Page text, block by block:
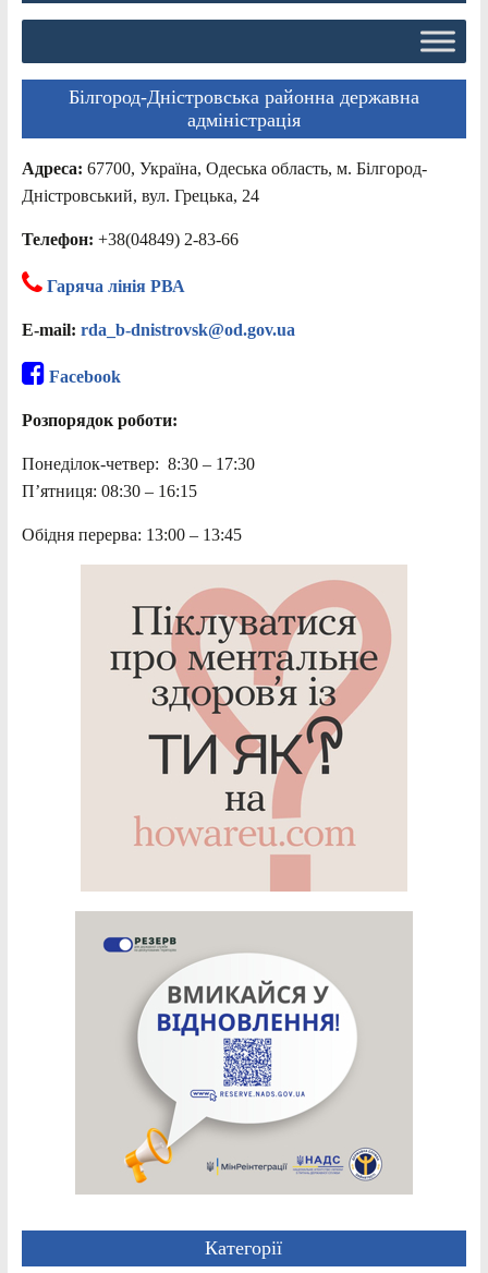
Білгород-Дністровська районна державна
адміністрація
Адреса: 67700, Україна, Одеська область, м. Білгород-
Дністровський, вул. Грецька, 24
Телефон: +38(04849) 2-83-66
Гаряча лінія РВА
E-mail: rda_b-dnistrovsk@od.gov.ua
Facebook
Розпорядок роботи:
Понеділок-четвер: 8:30 – 17:30
П’ятниця: 08:30 – 16:15
Обідня перерва: 13:00 – 13:45
Категорії